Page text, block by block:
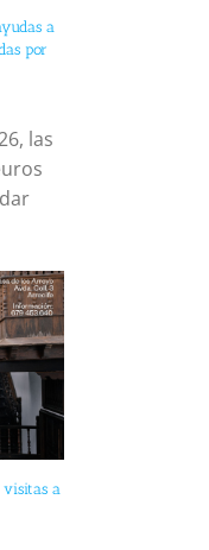
a
por
las
visitas a